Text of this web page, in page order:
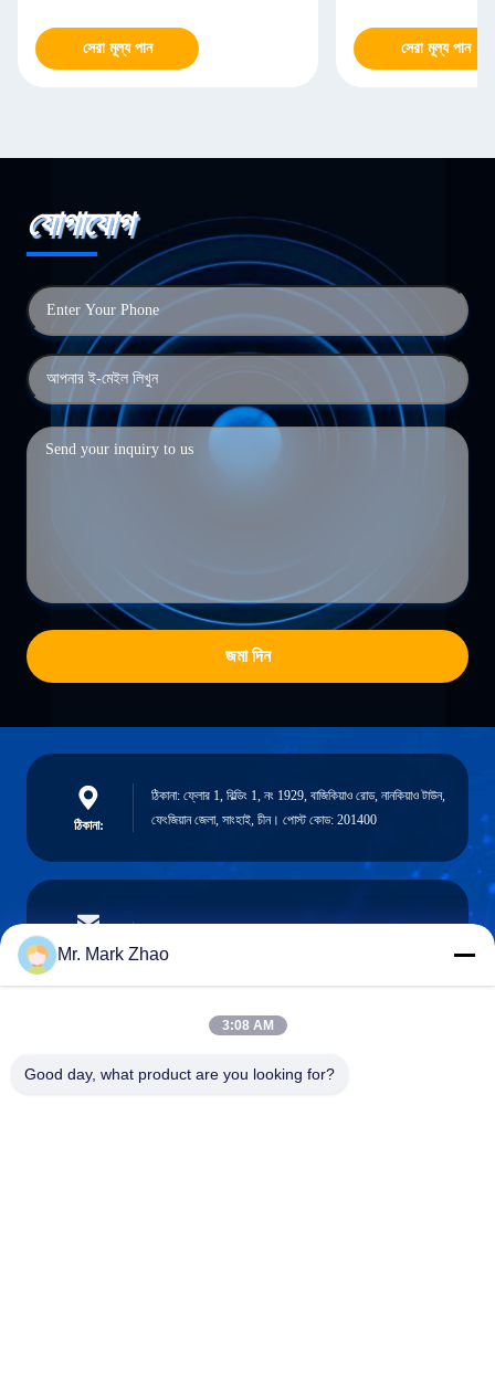
সেরা মূল্য পান সেরা মূল্য পান
যোগাযোগ
জমা দিন
ঠিকানা:
ঠিকানা: ফ্লোর 1, বিল্ডিং 1, নং 1929, বাজিকিয়াও রোড, নানকিয়াও টাউন,
ফেংজিয়ান জেলা, সাংহাই, চীন। পোস্ট কোড: 201400
ই-মেইল
ফোন:
Mr. Mark Zhao
3:08 AM
Good day, what product are you looking for?